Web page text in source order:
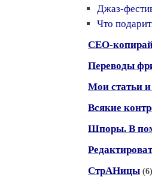
Джаз-
Что
СЕО-
Переводы
Мои статьи
Всякие
Шпоры. В
СтрАНицы (6)